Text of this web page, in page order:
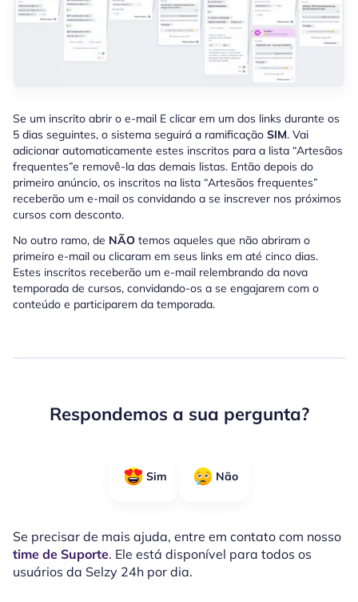
Se um inscrito abrir o e-mail E clicar em um dos links durante os
5 dias seguintes, o sistema seguirá a ramificação SIM. Vai
adicionar automaticamente estes inscritos para a lista “Artesãos
frequentes”e removê-la das demais listas. Então depois do
primeiro anúncio, os inscritos na lista “Artesãos frequentes”
receberão um e-mail os convidando a se inscrever nos próximos
cursos com desconto.
No outro ramo, de NÃO temos aqueles que não abriram o
primeiro e-mail ou clicaram em seus links em até cinco dias.
Estes inscritos receberão um e-mail relembrando da nova
temporada de cursos, convidando-os a se engajarem com o
conteúdo e participarem da temporada.
Respondemos a sua pergunta?
Sim Não
Se precisar de mais ajuda, entre em contato com nosso
time de Suporte. Ele está disponível para todos os
usuários da Selzy 24h por dia.